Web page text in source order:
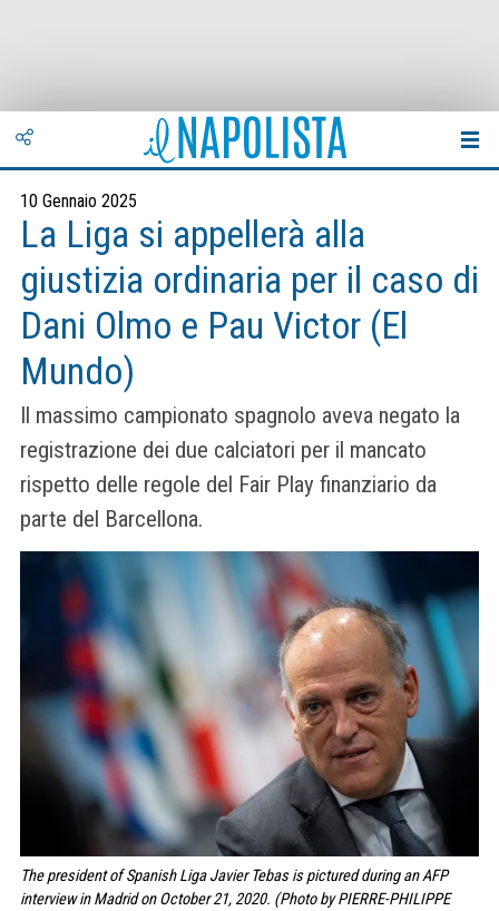
10 Gennaio 2025
La Liga si appellerà alla
giustizia ordinaria per il caso di
Dani Olmo e Pau Victor (El
Mundo)
Il massimo campionato spagnolo aveva negato la
registrazione dei due calciatori per il mancato
rispetto delle regole del Fair Play finanziario da
parte del Barcellona.
The president of Spanish Liga Javier Tebas is pictured during an AFP
interview in Madrid on October 21, 2020. (Photo by PIERRE-PHILIPPE